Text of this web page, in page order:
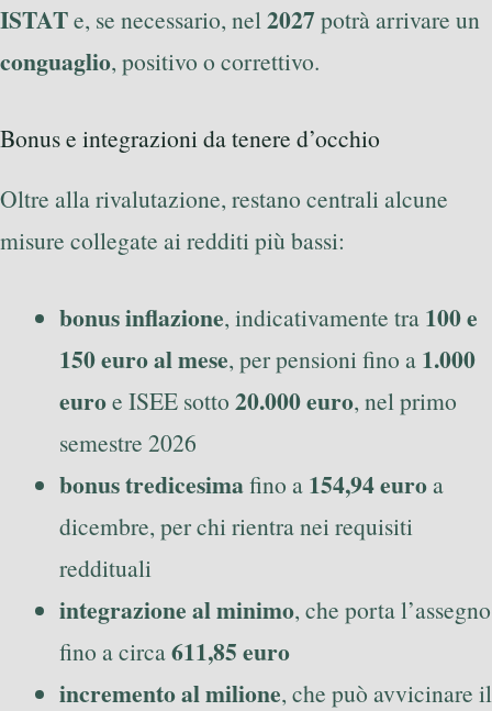
ISTATe, se necessario, nel 2027 potrà arrivare un
conguaglio, positivo o correttivo.
Bonus e integrazioni da tenere d’occhio
Oltre alla rivalutazione, restano centrali alcune
misure collegate ai redditi più bassi:
bonus inflazione, indicativamente tra 100 e
150 euro al mese, per pensioni fino a 1.000
euroe ISEE sotto 20.000 euro, nel primo
semestre 2026
bonus tredicesimafino a 154,94 euroa
dicembre, per chi rientra nei requisiti
reddituali
integrazione al minimo, che porta l’assegno
fino a circa611,85 euro
incremento al milione, che può avvicinare il